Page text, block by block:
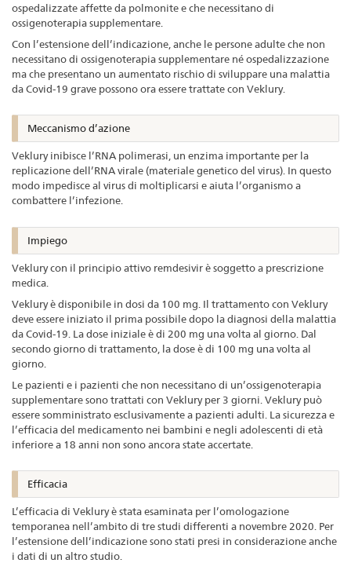
ospedalizzate affette da polmonite e che necessitano di
ossigenoterapia supplementare.
Con l’estensione dell’indicazione, anche le persone adulte che non
necessitano di ossigenoterapia supplementare né ospedalizzazione
ma che presentano un aumentato rischio di sviluppare una malattia
da Covid-19 grave possono ora essere trattate con Veklury.
Meccanismo d’azione
Veklury inibisce l’RNA polimerasi, un enzima importante per la
replicazione dell’RNA virale (materiale genetico del virus). In questo
modo impedisce al virus di moltiplicarsi e aiuta l’organismo a
combattere l’infezione.
Impiego
Veklury con il principio attivo remdesivir è soggetto a prescrizione
medica.
Veklury è disponibile in dosi da 100 mg. Il trattamento con Veklury
deve essere iniziato il prima possibile dopo la diagnosi della malattia
da Covid-19. La dose iniziale è di 200 mg una volta al giorno. Dal
secondo giorno di trattamento, la dose è di 100 mg una volta al
giorno.
Le pazienti e i pazienti che non necessitano di un’ossigenoterapia
supplementare sono trattati con Veklury per 3 giorni. Veklury può
essere somministrato esclusivamente a pazienti adulti. La sicurezza e
l’efficacia del medicamento nei bambini e negli adolescenti di età
inferiore a 18 anni non sono ancora state accertate.
Efficacia
L’efficacia di Veklury è stata esaminata per l’omologazione
temporanea nell’ambito di tre studi differenti a novembre 2020. Per
l’estensione dell’indicazione sono stati presi in considerazione anche
i dati di un altro studio.